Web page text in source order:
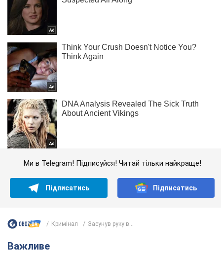
Ми в Telegram! Підписуйся! Читай тільки найкраще!
Підписатись Підписатись
Кримінал Засунув руку в...
Важливе